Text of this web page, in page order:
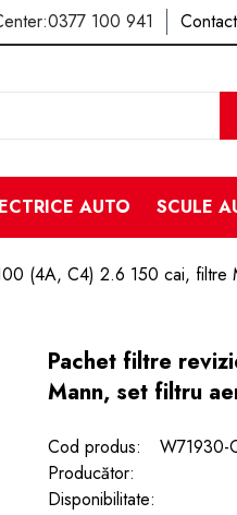
0377 100 941 Contact
AUTO SCULE
(4A, C4) 2.6 150 cai, filtre
Pachet filtre
Mann, set filtru
Cod produs:
W71930-
Producător:
Disponibilitate: